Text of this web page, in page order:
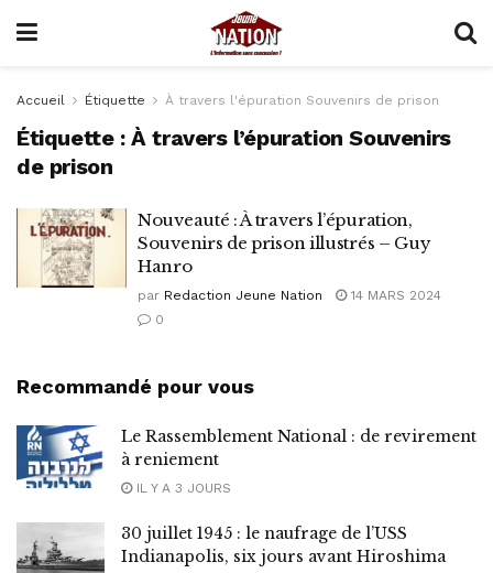
Accueil Étiquette À travers l'épuration Souvenirs de prison
Étiquette :À travers l’épuration Souvenirs
de prison
Nouveauté : À travers l’épuration,
Souvenirs de prison illustrés – Guy
Hanro
par Redaction Jeune Nation
14 MARS 2024
0
Recommandé pour vous
Le Rassemblement National : de revirement
à reniement
IL Y A 3 JOURS
30 juillet 1945 : le naufrage de l’USS
Indianapolis, six jours avant Hiroshima